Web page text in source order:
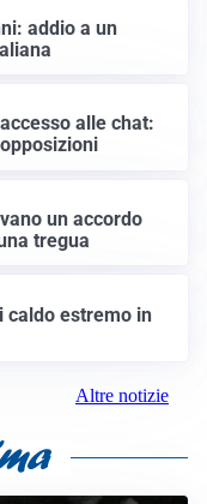
addio a un
alle chat:
un accordo
tregua
caldo estremo in
Altre notizie